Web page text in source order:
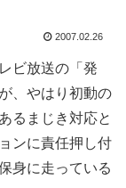
2007.02.26
ビ放送の「発
、やはり初動の
るまじき対応と
ンに責任押し付
身に走っている